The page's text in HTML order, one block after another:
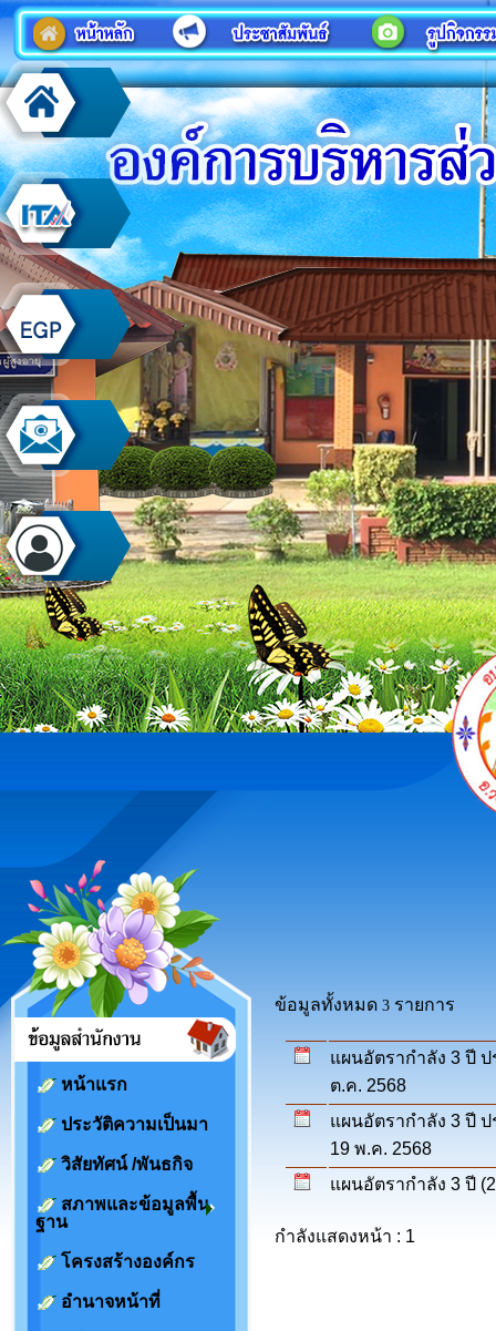
หน้าแรก
ประวัติความเป็นมา
วิสัยทัศน์ /พันธกิจ
สภาพและข้อมูลพื้น
ฐาน
โครงสร้างองค์กร
อำนาจหน้าที่
ข้อมูลทั้งหมด 3 รายการ
แผนอัตรากำลัง 3 ปี
ต.ค. 2568
แผนอัตรากำลัง 3 ปี
19 พ.ค. 2568
แผนอัตรากำลัง 3 ปี
กำลังแสดงหน้า : 1